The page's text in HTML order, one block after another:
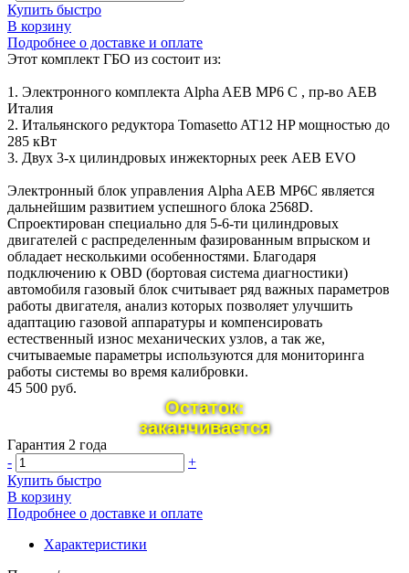
Купить быстро
В корзину
Подробнее о доставке и оплате
Этот комплект ГБО из состоит из:
1. Электронного комплекта Alpha AEB MP6 C , пр-во AEB
Италия
2. Итальянского редуктора Tomasetto AT12 HP мощностью до
285 кВт
3. Двух 3-х цилиндровых инжекторных реек AEB EVO
Электронный блок управления Alpha AEB MP6C является
дальнейшим развитием успешного блока 2568D.
Спроектирован специально для 5-6-ти цилиндровых
двигателей с распределенным фазированным впрыском и
обладает несколькими особенностями. Благодаря
подключению к OBD (бортовая система диагностики)
автомобиля газовый блок считывает ряд важных параметров
работы двигателя, анализ которых позволяет улучшить
адаптацию газовой аппаратуры и компенсировать
естественный износ механических узлов, а так же,
считываемые параметры используются для мониторинга
работы системы во время калибровки.
45 500 руб.
Остаток:
заканчивается
Гарантия 2 года
-
+
Купить быстро
В корзину
Подробнее о доставке и оплате
Характеристики